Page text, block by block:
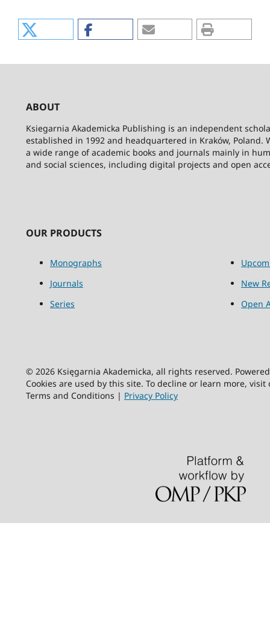
ABOUT
Ksiegarnia Akademicka Publishing is an independent
established in 1992 and headquartered in Kraków, Poland.
a wide range of academic books and journals mainly in
and social sciences, including digital projects and open
OUR PRODUCTS
Monographs
Journals
Series
New
Open
© 2026 Księgarnia Akademicka, all rights reserved.
Cookies are used by this site. To decline or learn more,
Terms and Conditions | Privacy Policy